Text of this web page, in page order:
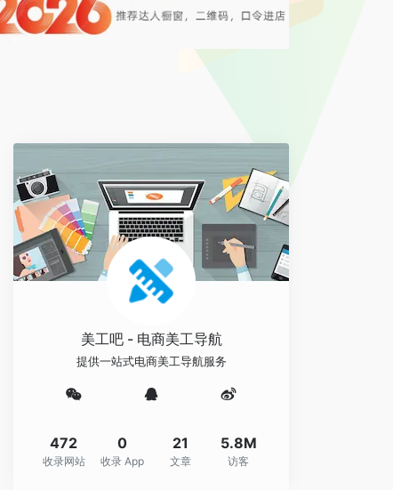
美工吧 - 电商美工导航
提供一站式电商美工导航服务
472
收录网站
0
收录 App
21
文章
5.8M
访客